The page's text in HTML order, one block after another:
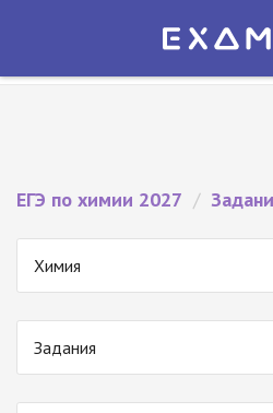
Экзамер — ЕГЭ 2027
ЕГЭ по химии 2027 /
Химия
Задания